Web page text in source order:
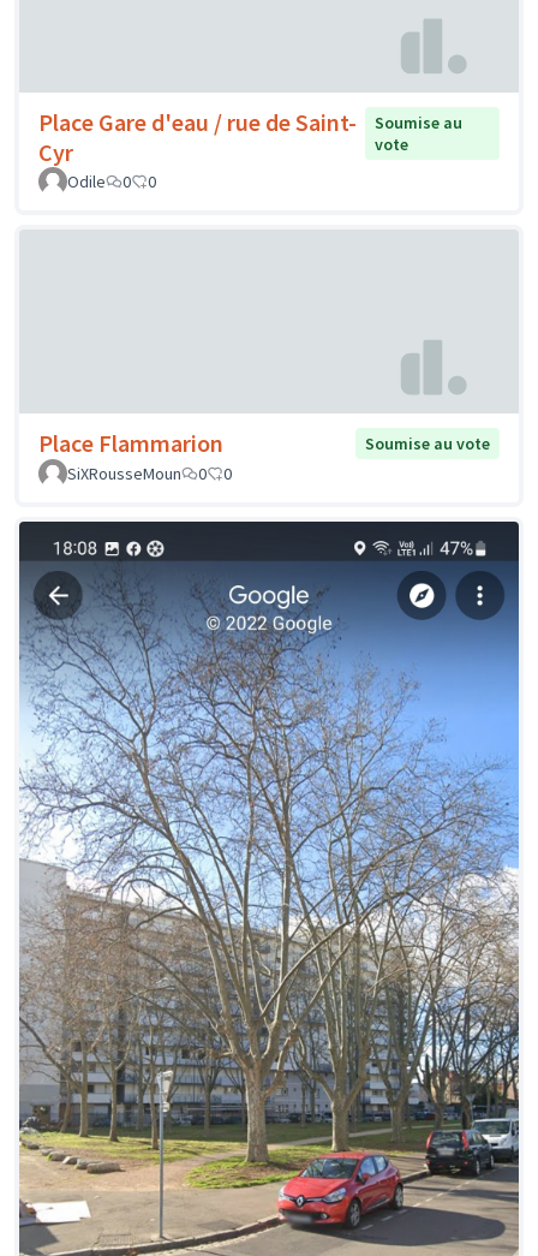
Place Gare d'eau / rue de Saint-
Cyr
Soumise au
vote
Odile
0 0
Place Flammarion
Soumise au vote
SiXRousseMoun
0 0